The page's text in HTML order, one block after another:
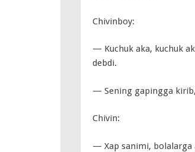
Chivinboy:
— Kuchuk aka, kuchuk
debdi.
— Sening gapingga
Chivin:
— Xap sanimi, bolalarga